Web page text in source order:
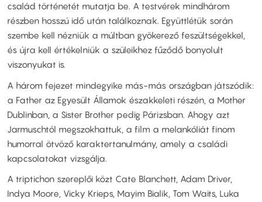
család történetét mutatja be. A testvérek mindhárom
részben hosszú idő után találkoznak. Együttlétük során
szembe kell nézniük a múltban gyökerező feszültségekkel,
és újra kell értékelniük a szüleikhez fűződő bonyolult
viszonyukat is.
A három fejezet mindegyike más-más országban játszódik:
a Father az Egyesült Államok északkeleti részén, a Mother
Dublinban, a Sister Brother pedig Párizsban. Ahogy azt
Jarmuschtól megszokhattuk, a film a melankóliát finom
humorral ötvöző karaktertanulmány, amely a családi
kapcsolatokat vizsgálja.
A triptichon szereplői közt Cate Blanchett, Adam Driver,
Indya Moore, Vicky Krieps, Mayim Bialik, Tom Waits, Luka